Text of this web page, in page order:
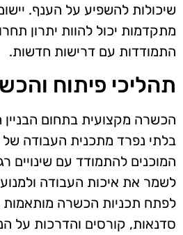
שיכולות להשפיע על הענף.
מתקדמות יכול להוות יתרון
התמודדות עם דרישות חדשות.
תהליכי פיתוח
הכשרה מקצועית בתחום הבניין
בלתי נפרד מתכנית העבודה
המוכנים להתמודד עם שינויים
לשמר את איכות העבודה ולמנוע
לפתח תכניות הכשרה מותאמות
סדנאות, קורסים והדרכות על